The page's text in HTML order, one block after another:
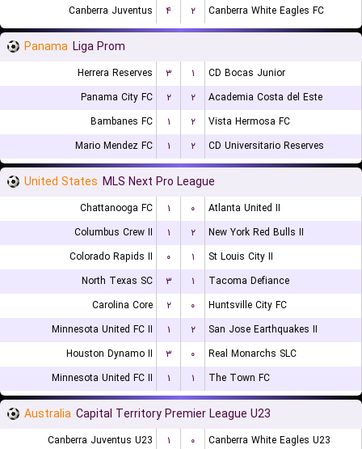
Canberra Juventus ۴ ۲ Canberra White Eagles FC
Panama Liga Prom
Herrera Reserves ۳ ۱
CD Bocas Junior
Panama City FC
۲ ۲
Academia Costa del Este
Bambanes FC
۱ ۲
Vista Hermosa FC
Mario Mendez FC
۱ ۲ CD Universitario Reserves
United States MLS Next Pro League
Chattanooga FC ۱ ۰
Atlanta United II
Columbus Crew II
۱ ۲
New York Red Bulls II
Colorado Rapids II
۰ ۱
St Louis City II
North Texas SC
۳ ۱
Tacoma Defiance
Carolina Core
۲ ۰
Huntsville City FC
Minnesota United FC II
۱ ۲
San Jose Earthquakes II
Houston Dynamo II
۳ ۰
Real Monarchs SLC
Minnesota United FC II
۱ ۱ The Town FC
Australia Capital Territory Premier League U23
Canberra Juventus U23 ۱ ۰ Canberra White Eagles U23